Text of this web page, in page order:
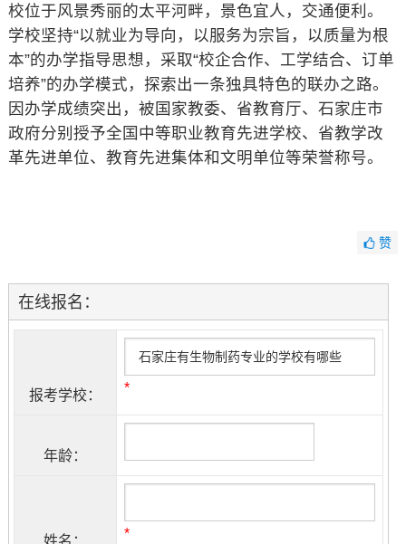
校位于风景秀丽的太平河畔，景色宜人，交通便利。
学校坚持“以就业为导向，以服务为宗旨，以质量为根
本”的办学指导思想，采取“校企合作、工学结合、订单
培养”的办学模式，探索出一条独具特色的联办之路。
因办学成绩突出，被国家教委、省教育厅、石家庄市
政府分别授予全国中等职业教育先进学校、省教学改
革先进单位、教育先进集体和文明单位等荣誉称号。
赞
在线报名：
报考学校： *
年龄：
姓名： *